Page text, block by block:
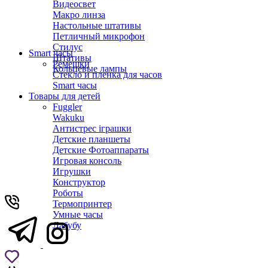
Видеосвет
Макро линза
Настольные штативы
Петличный микрофон
Стилус
Штативы
Кольцевые лампы
Smart часы
Ремешки
Стекло и пленка для часов
Smart часы
Товары для детей
Fuggler
Wakuku
Антистрес іграшки
Детские планшеты
Детские Фотоаппараты
Игровая консоль
Игрушки
Конструктор
Роботы
Термопринтер
Умные часы
Лабубу